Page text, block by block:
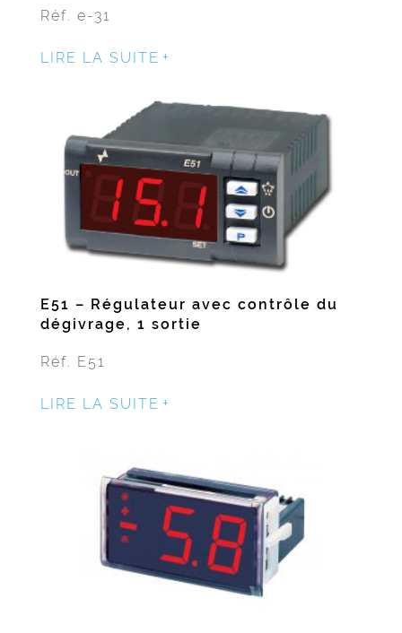
Réf. e-31
LIRE LA SUITE
E51 – Régulateur avec contrôle du
dégivrage, 1 sortie
Réf. E51
LIRE LA SUITE